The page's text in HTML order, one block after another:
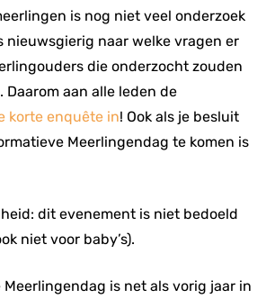
is nog niet veel onderzoek
nieuwsgierig naar welke vragen er
die onderzocht zouden
Daarom aan alle leden de
korte enquête in! Ook als je besluit
Meerlingendag te komen is
dit evenement is niet bedoeld
niet voor baby’s).
Meerlingendag is net als vorig jaar in